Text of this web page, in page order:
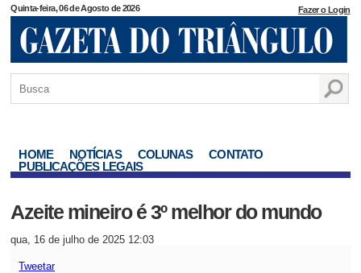
Quinta-feira, 06 de Agosto de 2026 Fazer o Login
HOME NOTÍCIAS COLUNAS
CONTATO
PUBLICAÇÕES LEGAIS
Azeite mineiro é 3º melhor do mundo
qua, 16 de julho de 2025 12:03
Tweetar